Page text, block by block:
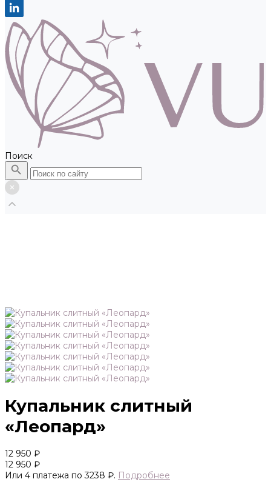
Поиск
Купальник слитный
«Леопард»
12 950 ₽
12 950 ₽
Или 4 платежа по 3238 ₽. Подробнее